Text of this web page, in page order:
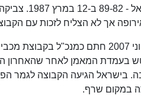
מול
אך לא הצליח לזכות עם
בעמדת המאמן לאחר שהאחרון
בישראל הגיעה הקבוצה לגמר
במקום שרף.